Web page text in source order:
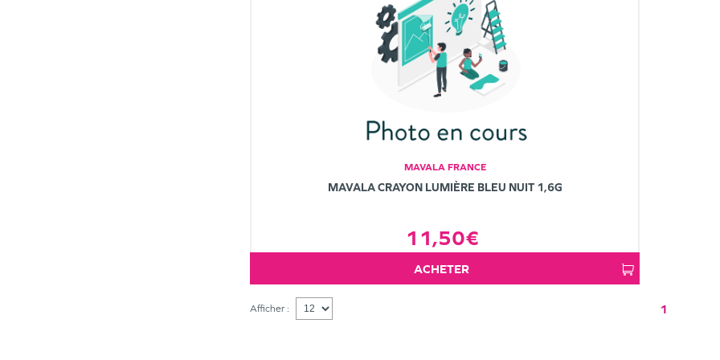
MAVALA FRANCE
MAVALA CRAYON LUMIÈRE BLEU NUIT 1,6G
11,50€
ACHETER
Afficher : 1